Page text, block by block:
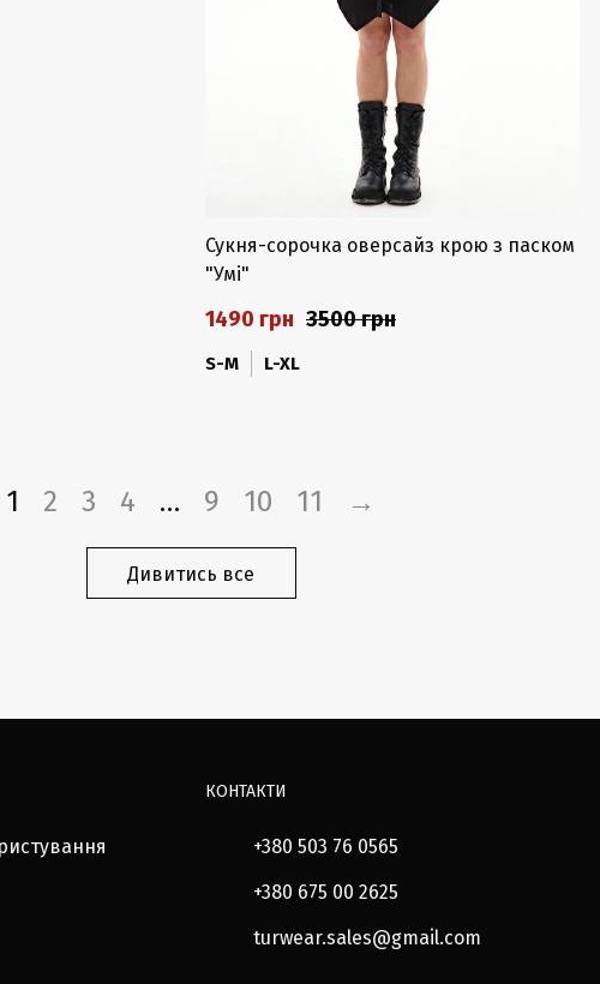
Сукня-сорочка оверсайз крою з паском
"Умі"
1490 грн 3500 грн
S-M L-XL
1 2 3 4 … 9 10 11 →
Дивитись все
КОНТАКТИ
+380 503 76 0565
+380 675 00 2625
turwear.sales@gmail.com